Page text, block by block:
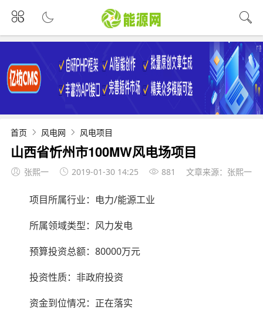
首页 风电网 风电项目
山西省忻州市100MW风电场项目
张熙一 2019-01-30 14:25 881 文章来源：张熙一
项目所属行业：电力/能源工业
所属领域类型：风力发电
预算投资总额：80000万元
投资性质：非政府投资
资金到位情况：正在落实